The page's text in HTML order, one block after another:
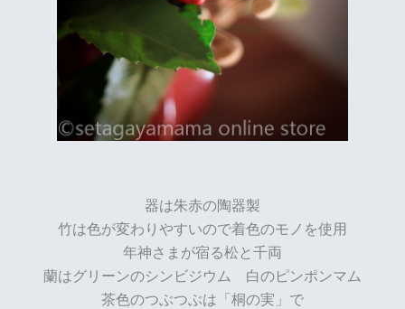
器は朱赤の陶器製
竹は色が変わりやすいので着色のモノを使用
年神さまが宿る松と千両
蘭はグリーンのシンビジウム 白のピンポンマム
茶色のつぶつぶは「桐の実」 で